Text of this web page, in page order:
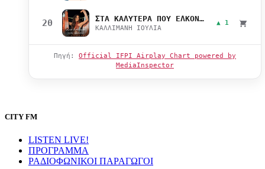
20 ΣΤΑ ΚΑΛΥΤΕΡΑ ΠΟΥ ΕΛΚΟΝΤΑΙ
ΚΑΛΛΙΜΑΝΗ ΙΟΥΛΙΑ
▲ 1
Πηγή: Official IFPI Airplay Chart powered by
MediaInspector
CITY FM
LISTEN LIVE!
ΠΡΟΓΡΑΜΜΑ
ΡΑΔΙΟΦΩΝΙΚΟΙ ΠΑΡΑΓΩΓΟΙ